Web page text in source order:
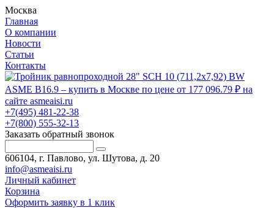
Москва
Главная
О компании
Новости
Статьи
Контакты
+7(495) 481-22-38
+7(800) 555-32-13
Заказать обратный звонок
606104, г. Павлово, ул. Шутова, д. 20
info@asmeaisi.ru
Личный кабинет
Корзина
Оформить заявку в 1 клик